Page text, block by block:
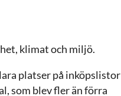
klimat och miljö.
platser på inköpslistor
som blev fler än förra